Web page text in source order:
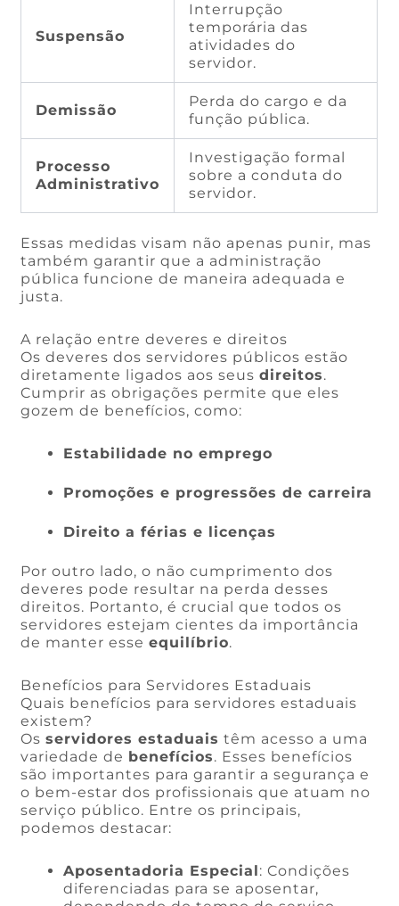
Suspensão
Interrupção
temporária das
atividades do
servidor.
Demissão
Perda do cargo e da
função pública.
Processo
Administrativo
Investigação formal
sobre a conduta do
servidor.
Essas medidas visam não apenas punir, mas
também garantir que a administração
pública funcione de maneira adequada e
justa.
A relação entre deveres e direitos
Os deveres dos servidores públicos estão
diretamente ligados aos seusdireitos.
Cumprir as obrigações permite que eles
gozem de benefícios, como:
Estabilidade no emprego
Promoções e progressões de carreira
Direito a férias e licenças
Por outro lado, o não cumprimento dos
deveres pode resultar na perda desses
direitos. Portanto, é crucial que todos os
servidores estejam cientes da importância
de manter esseequilíbrio.
Benefícios para Servidores Estaduais
Quais benefícios para servidores estaduais
existem?
Osservidores estaduais têm acesso a uma
variedade de benefícios. Esses benefícios
são importantes para garantir a segurança e
o bem-estar dos profissionais que atuam no
serviço público. Entre os principais,
podemos destacar:
Aposentadoria Especial : Condições
diferenciadas para se aposentar,